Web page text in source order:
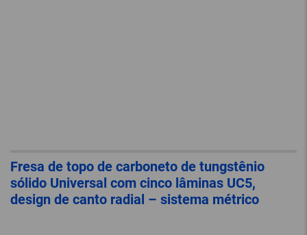
Fresa de topo de carboneto de tungstênio
sólido Universal com cinco lâminas UC5,
design de canto radial – sistema métrico